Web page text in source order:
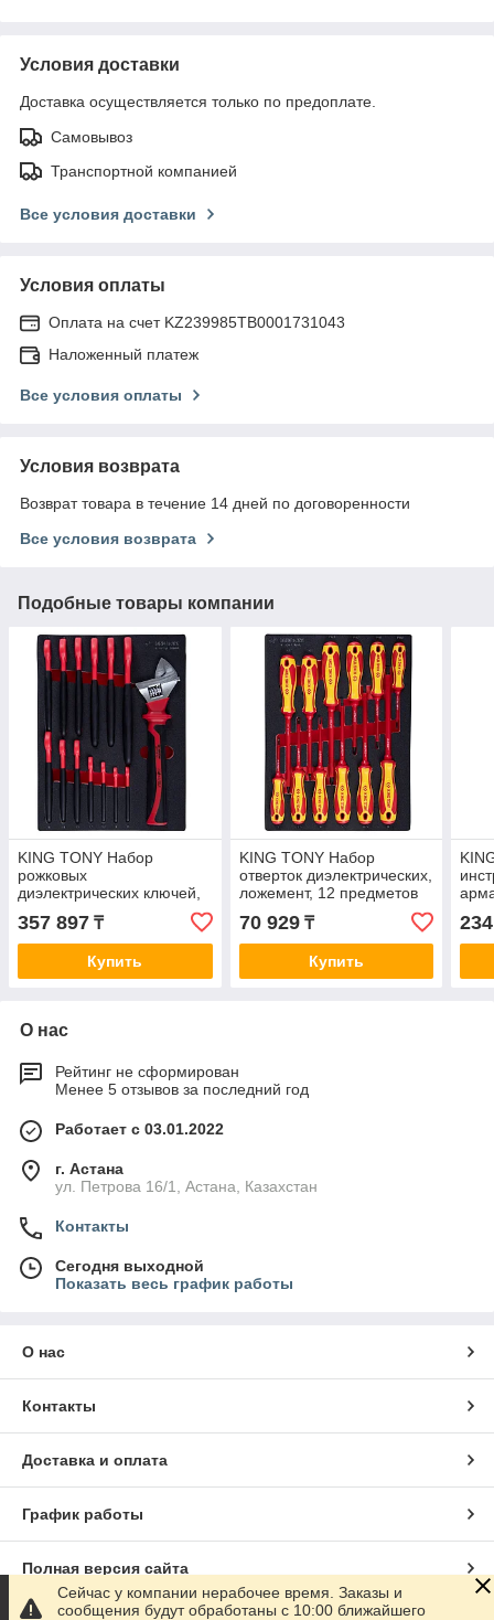
Условия доставки
Доставка осуществляется только по предоплате.
Самовывоз
Транспортной компанией
Все условия доставки
Условия оплаты
Оплата на счет KZ239985TB0001731043
Наложенный платеж
Все условия оплаты
Условия возврата
Возврат товара в течение 14 дней по договоренности
Все условия возврата
Подобные товары компании
KING TONY Набор
рожковых
диэлектрических ключей,
предметов KING TONY 9-
901VE14MRV
357 897 ₸
Купить
KING TONY Набор
отверток диэлектрических,
ложемент, 12 предметов
KING TONY 9-30612MRV
70 929₸
Купить
9-
О нас
Рейтинг не сформирован
Менее 5 отзывов за последний год
Работает с 03.01.2022
г. Астана
ул. Петрова 16/1, Астана, Казахстан
Контакты
Сегодня выходной
Показать весь график работы
О нас
Контакты
Доставка и оплата
График работы
Полная версия сайта
Сейчас у компании нерабочее время. Заказы и
сообщения будут обработаны с 10:00 ближайшего